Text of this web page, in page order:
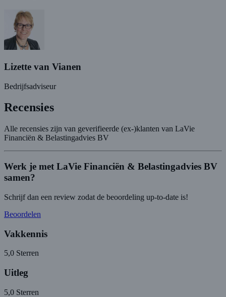
Lizette van Vianen
Bedrijfsadviseur
Recensies
Alle recensies zijn van geverifieerde (ex-)klanten van LaVie
Financiën & Belastingadvies BV
Werk je met LaVie Financiën & Belastingadvies BV
samen?
Schrijf dan een review zodat de beoordeling up-to-date is!
Beoordelen
Vakkennis
5,0 Sterren
Uitleg
5,0 Sterren